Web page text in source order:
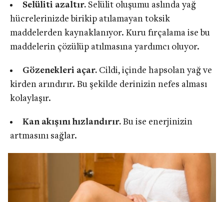
Selüliti azaltır.Selülit oluşumu aslında yağ
hücrelerinizde birikip atılamayan toksik
maddelerden kaynaklanıyor. Kuru fırçalama ise bu
maddelerin çözülüp atılmasına yardımcı oluyor.
Gözenekleri açar.Cildi, içinde hapsolan yağ ve
kirden arındırır. Bu şekilde derinizin nefes alması
kolaylaşır.
Kan akışını hızlandırır.Bu ise enerjinizin
artmasını sağlar.